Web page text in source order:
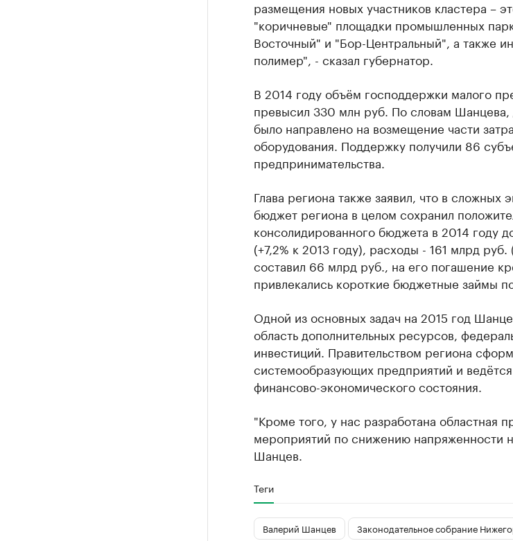
размещения новых участников кластера –
"коричневые" площадки промышленных
Восточный" и "Бор-Центральный", а также
полимер", - сказал губернатор.
В 2014 году объём господдержки малого
превысил 330 млн руб. По словам Шанцева,
было направлено на возмещение части
оборудования. Поддержку получили 86
предпринимательства.
Глава региона также заявил, что в сложных
бюджет региона в целом сохранил
консолидированного бюджета в 2014 году
(+7,2% к 2013 году), расходы - 161 млрд руб.
составил 66 млрд руб., на его погашение
привлекались короткие бюджетные займы
Одной из основных задач на 2015 год
область дополнительных ресурсов,
инвестиций. Правительством региона
системообразующих предприятий и
финансово-экономического состояния.
"Кроме того, у нас разработана областная
мероприятий по снижению напряженности
Шанцев.
Теги
Валерий Шанцев
Законодательное собрание